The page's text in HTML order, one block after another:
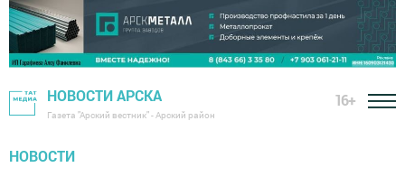
НОВОСТИ АРСКА
Газета "Арский вестник" - Арский район
16+
НОВОСТИ